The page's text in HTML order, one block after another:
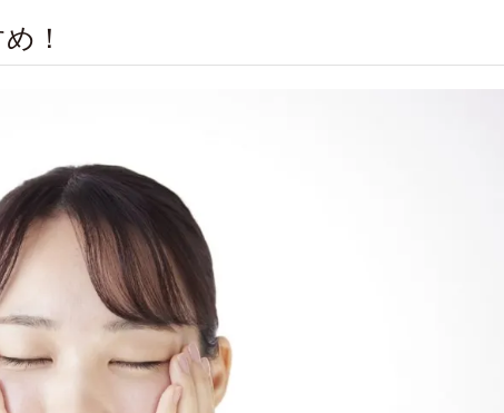
！